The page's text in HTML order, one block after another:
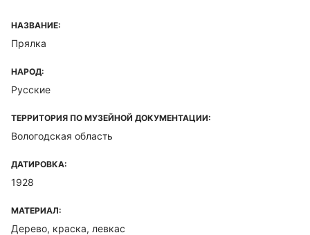
НАЗВАНИЕ:
Прялка
НАРОД:
Русские
ТЕРРИТОРИЯ ПО МУЗЕЙНОЙ ДОКУМЕНТАЦИИ:
Вологодская область
ДАТИРОВКА:
1928
МАТЕРИАЛ:
Дерево, краска, левкас